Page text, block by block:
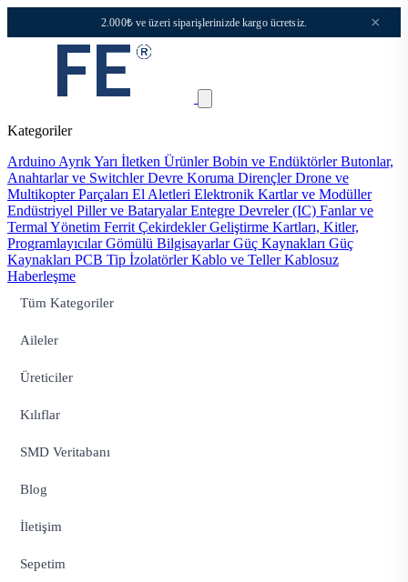
2.000₺ ve üzeri siparişlerinizde kargo ücretsiz. ×
Kategoriler
Arduino Ayrık Yarı İletken ÜrünlerBobin ve EndüktörlerButonlar,
Anahtarlar ve SwitchlerDevre Koruma DirençlerDrone ve
Multikopter Parçaları El Aletleri Elektronik Kartlar ve Modüller
Endüstriyel Piller ve BataryalarEntegre Devreler (IC) Fanlar ve
Termal Yönetim Ferrit ÇekirdeklerGeliştirme Kartları, Kitler,
ProgramlayıcılarGömülü BilgisayarlarGüç Kaynakları Güç
Kaynakları PCB Tip İzolatörlerKablo ve TellerKablosuz
Haberleşme
Tüm Kategoriler
Aileler
Üreticiler
Kılıflar
SMD Veritabanı
Blog
İletişim
Sepetim